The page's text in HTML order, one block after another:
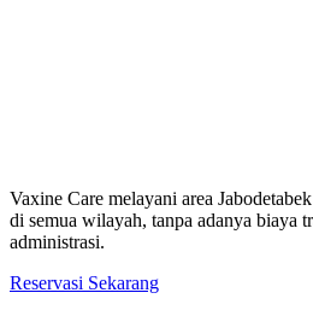
Vaxine Care melayani area
di semua wilayah, tanpa adanya biaya
administrasi.
Reservasi Sekarang